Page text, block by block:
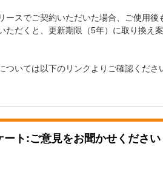
ースでご契約いただいた場合、ご使用
ただくと、更新期限（5年）に取り換え
いては以下のリンクよりご確認くださ
ート:ご意見をお聞かせください